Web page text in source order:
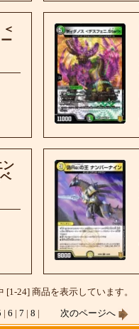
ン
[1-24] 商品を表示しています。
| 6 | 7 | 8 | 次のページへ